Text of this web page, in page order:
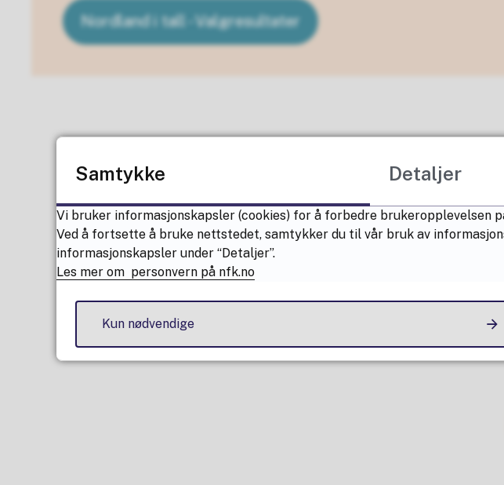
Nordland i tall - Valgresultater
Samtykke Detaljer
Vi bruker informasjonskapsler (cookies) for å forbedre
Ved å fortsette å bruke nettstedet, samtykker du til vår bruk av
informasjonskapsler under “Detaljer”.
Les mer om personvern på nfk.no
Kun nødvendige